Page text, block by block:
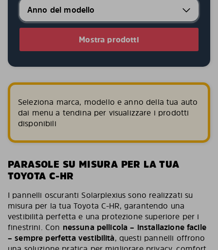
Mostra prodotti
Seleziona marca, modello e anno della tua auto
dai menu a tendina per visualizzare i prodotti
disponibili
PARASOLE SU MISURA PER LA TUA
TOYOTA C-HR
I pannelli oscuranti Solarplexius sono realizzati su
misura per la tua Toyota C-HR, garantendo una
vestibilità perfetta e una protezione superiore per i
finestrini. Con nessuna pellicola – installazione facile
– sempre perfetta vestibilità, questi pannelli offrono